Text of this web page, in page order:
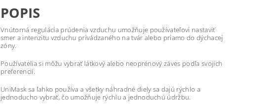
POPIS
Vnútorná regulácia prúdenia vzduchu umožňuje používateľovi nastaviť
smer a intenzitu vzduchu privádzaného na tvár alebo priamo do dýchacej
zóny.
Používatelia si môžu vybrať látkový alebo neoprénový záves podľa svojich
preferencií.
UniMask sa ľahko používa a všetky náhradné diely sa dajú rýchlo a
jednoducho vybrať, čo umožňuje rýchlu a jednoduchú údržbu.